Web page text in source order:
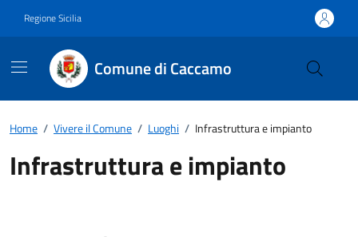
Regione Sicilia
Comune di Caccamo
Home / Vivere il Comune / Luoghi / Infrastruttura e impianto
Infrastruttura e impianto